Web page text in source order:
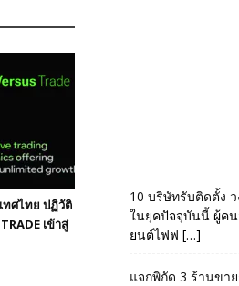
ทศไทย ปฏิวัติ
เข้าสู่
10 บริษัทรับติดตั้ง
ในยุคปัจจุบันนี้ ผู้ค
ยนต์ไฟฟ […]
แจกพิกัด 3 ร้านขา